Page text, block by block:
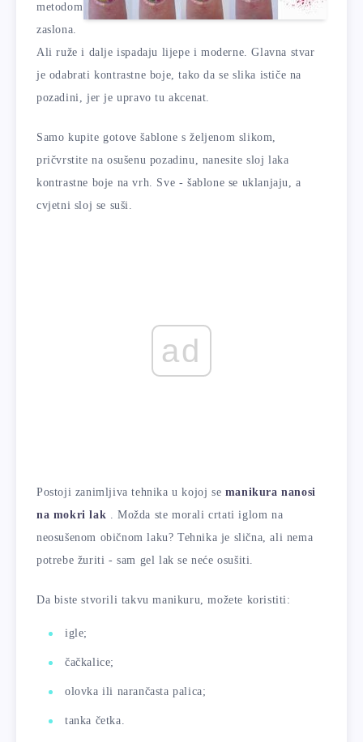
metodom
zaslona.
Ali ruže i dalje ispadaju lijepe i moderne. Glavna stvar
je odabrati kontrastne boje, tako da se slika ističe na
pozadini, jer je upravo tu akcenat.
Samo kupite gotove šablone s željenom slikom,
pričvrstite na osušenu pozadinu, nanesite sloj laka
kontrastne boje na vrh. Sve - šablone se uklanjaju, a
cvjetni sloj se suši.
ad
Postoji zanimljiva tehnika u kojoj se manikura nanosi
na mokri lak . Možda ste morali crtati iglom na
neosušenom običnom laku? Tehnika je slična, ali nema
potrebe žuriti - sam gel lak se neće osušiti.
Da biste stvorili takvu manikuru, možete koristiti:
igle;
čačkalice;
olovka ili narančasta palica;
tanka četka.